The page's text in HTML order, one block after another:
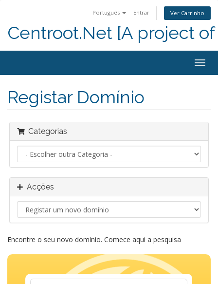
Português Entrar Ver Carrinho
Centroot.Net [A project
Registar Domínio
Categorias
Acções
Encontre o seu novo domínio. Comece aqui a pesquisa